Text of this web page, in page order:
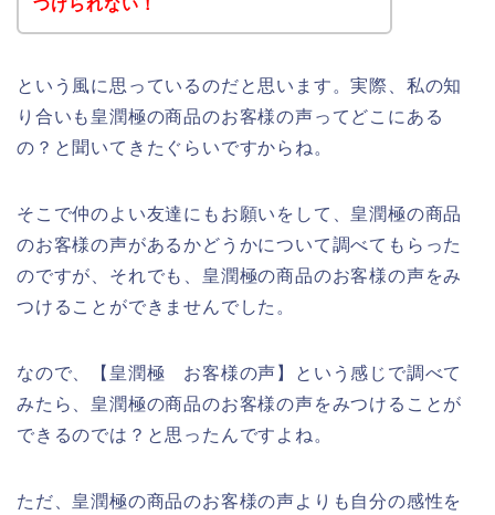
つけられない！
という風に思っているのだと思います。実際、私の知
り合いも皇潤極の商品のお客様の声ってどこにある
の？と聞いてきたぐらいですからね。
そこで仲のよい友達にもお願いをして、皇潤極の商品
のお客様の声があるかどうかについて調べてもらった
のですが、それでも、皇潤極の商品のお客様の声をみ
つけることができませんでした。
なので、【皇潤極 お客様の声】という感じで調べて
みたら、皇潤極の商品のお客様の声をみつけることが
できるのでは？と思ったんですよね。
ただ、皇潤極の商品のお客様の声よりも自分の感性を